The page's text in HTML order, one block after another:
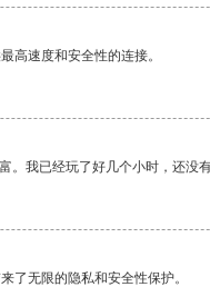
高速度和安全性的连接。
。我已经玩了好几个小时，还没
了无限的隐私和安全性保护。